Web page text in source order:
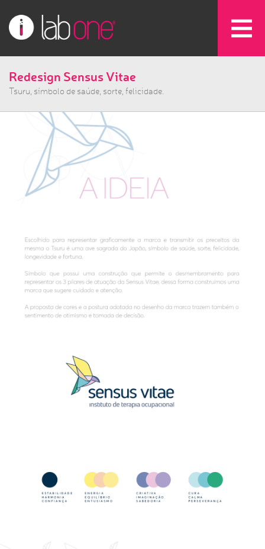
Redesign Sensus Vitae
Tsuru, símbolo de saúde, sorte, felicidade.